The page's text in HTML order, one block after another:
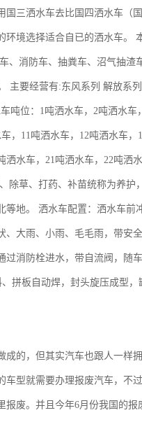
三洒水车去比国四洒水车（
境选择适合自已的洒水车。
、消防车、抽粪车、沼气抽渣
主要经营有:东风系列 解放系
吨位：1吨洒水车，2吨洒水车
，11吨洒水车，12吨洒水车，
水车，21吨洒水车，22吨洒
草、打药、补苗统称为养护
地。 洒水车配置：洒水车前
大雨、小雨、毛毛雨，带安
消防栓进水，带自流阀，随
拼板自动焊，封头旋压成型，
的，但其实汽车也跟人一样
型就需要办理报废汽车，不
废。并且今年6月份我国的报